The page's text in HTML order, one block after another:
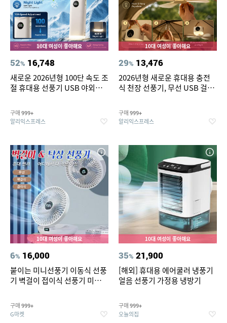
10대 여성이 좋아해요
52% 16,748
새로운 2026년형 100단 속도 조
절 휴대용 선풍기 USB 야외용
선풍기 지능형 디지털 디스플레
이
구매 999+
알리익스프레스
10대 여성이 좋아해요
29% 13,476
2026년형 새로운 휴대용 충전
식 천장 선풍기, 무선 USB 걸이
외 캠핑용)
구매 999+
알리익스프레스
10대 여성이 좋아해요
6% 16,000
붙이는 미니선풍기 이동식 선풍
기 벽걸이 접이식 선풍기 미니에
식 냉풍기
구매 999+
G마켓
10대 여성이 좋아해요
35% 21,900
[해외] 휴대용 에어쿨러 냉풍기
얼음 선풍기 가정용 냉방기
구매 999+
오늘의집